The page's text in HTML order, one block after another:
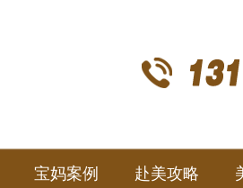
宝妈案例 赴美攻略